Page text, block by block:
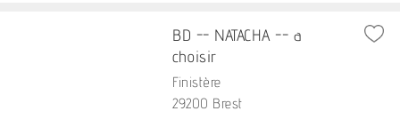
BD -- NATACHA -- a
choisir
Finistère
29200 Brest